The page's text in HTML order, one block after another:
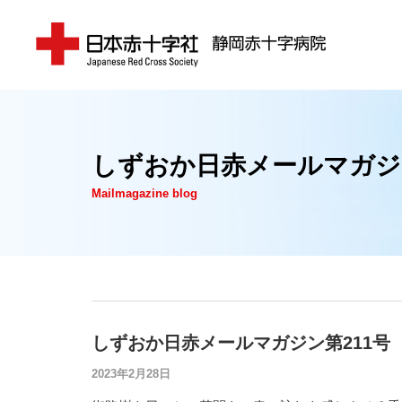
しずおか日赤メールマガ
Mailmagazine blog
しずおか日赤メールマガジン第211号
2023年2月28日